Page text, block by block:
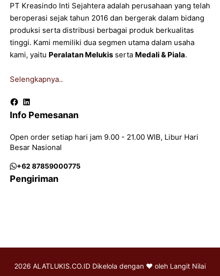
PT Kreasindo Inti Sejahtera adalah perusahaan yang telah
beroperasi sejak tahun 2016 dan bergerak dalam bidang
produksi serta distribusi berbagai produk berkualitas
tinggi. Kami memiliki dua segmen utama dalam usaha
kami, yaitu Peralatan Melukis serta Medali & Piala.
Selengkapnya..
Facebook
LinkedIn
Info Pemesanan
Open order setiap hari jam 9.00 - 21.00 WIB, Libur Hari
Besar Nasional
+62 87859000775
Pengiriman
2026 ALATLUKIS.CO.ID Dikelola dengan ♥ oleh Langit Nilai